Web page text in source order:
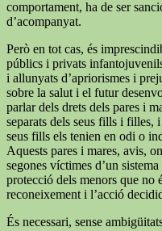
comportament, ha de ser
d’acompanyat.
Però en tot cas, és
públics i privats
i allunyats d’apriorismes i
sobre la salut i el futur
parlar dels drets dels pares i
separats dels seus fills i filles,
seus fills els tenien en odi o
Aquests pares i mares, avis,
segones víctimes d’un
protecció dels menors que no
reconeixement i l’acció
És necessari, sense